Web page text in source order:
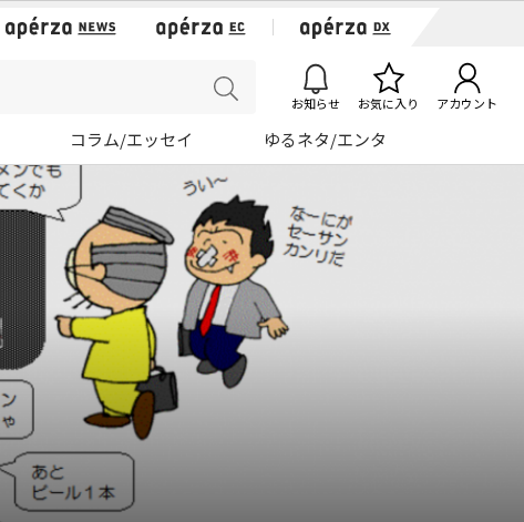
お知らせ お気に入り アカウント
コラム/エッセイ ゆるネタ/エンタ